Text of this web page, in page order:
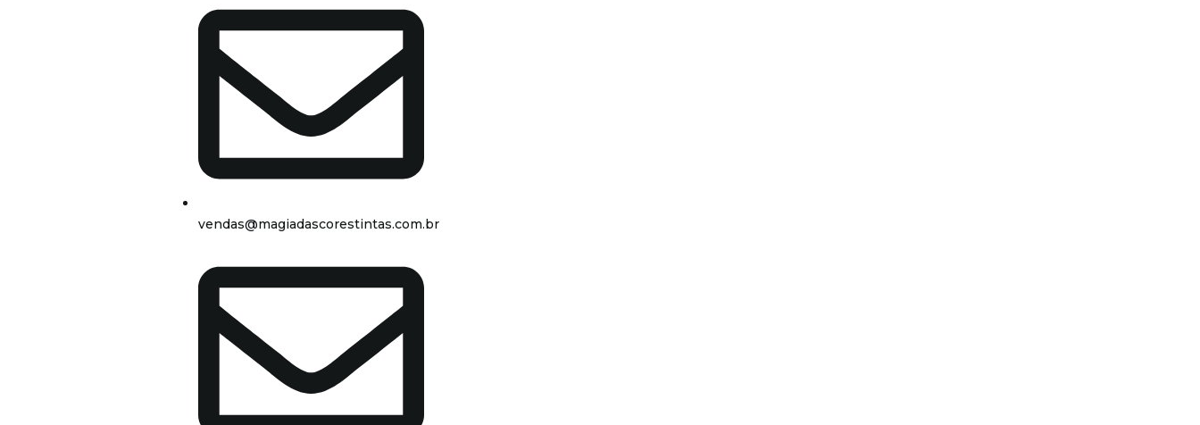
vendas@magiadascorestintas.com.br